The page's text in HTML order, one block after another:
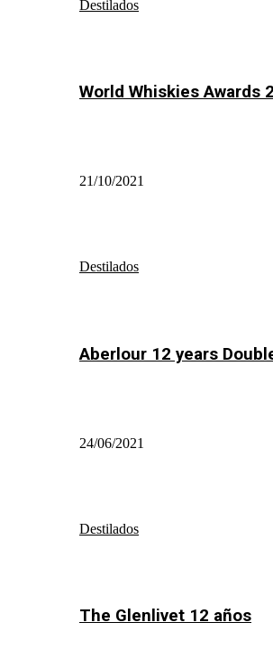
Destilados
World Whiskies Awards
21/10/2021
Destilados
Aberlour 12 years
24/06/2021
Destilados
The Glenlivet 12 años